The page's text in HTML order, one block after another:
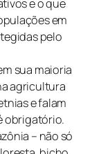
e o que
em
pelo
sua maioria
agricultura
e falam
obrigatório.
– não só